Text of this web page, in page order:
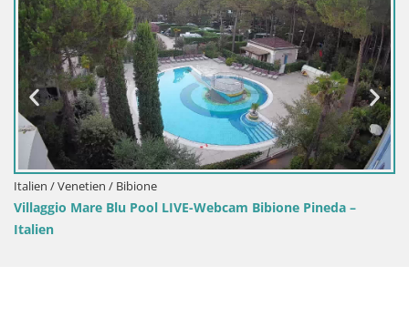
Bibione Pineda –
Italien / Venetien / Jesolo
Termini Beach Hotel & Suites –